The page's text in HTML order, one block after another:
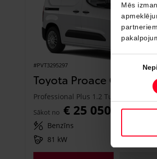
Mēs
Piekrišanas
#PVT3295297
Toyota Proace City
Sākot no € 25 050
Benzīns
81 kW